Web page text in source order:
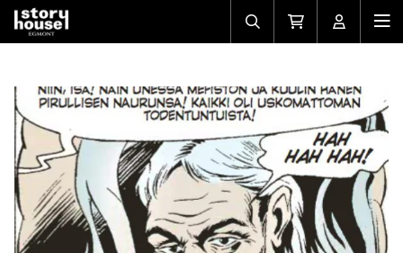
Avaa/sulje
haku
Siirry
ostoskoriin
Avaa/